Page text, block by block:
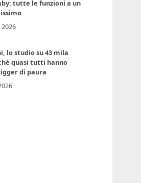
tutte le funzioni a un
lo studio su 43 mila
quasi tutti hanno
di paura